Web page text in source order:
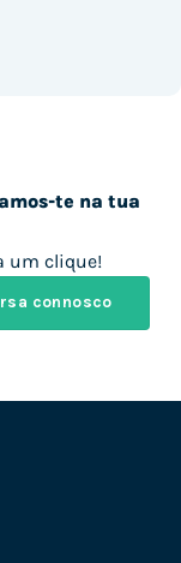
te na tua
um clique!
connosco